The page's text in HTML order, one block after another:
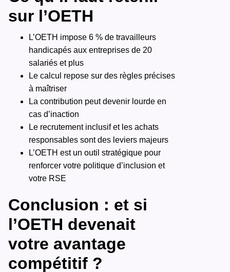
sur l’OETH
L’OETH impose 6 % de travailleurs
handicapés aux entreprises de 20
salariés et plus
Le calcul repose sur des règles précises
à maîtriser
La contribution peut devenir lourde en
cas d’inaction
Le recrutement inclusif et les achats
responsables sont des leviers majeurs
L’OETH est un outil stratégique pour
renforcer votre politique d’inclusion et
votre RSE
Conclusion : et si
l’OETH devenait
votre avantage
compétitif ?